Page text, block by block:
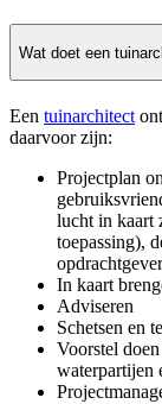
Wat doet een
Een tuinarchitect
daarvoor zijn:
Projectplan
lucht in kaart
toepassing),
In kaart
Adviseren
Schetsen en
Voorstel
waterpartijen